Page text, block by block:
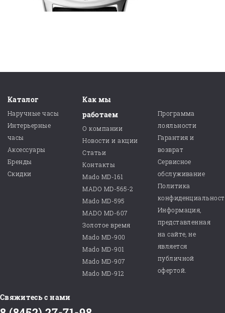
Каталог
Наручные часы
Интерьерные
часы
Аксессуары
Бренды
Скидки
Как мы
работаем
О компании
Новости и акции
Статьи
Контакты
Mado MD-161
MADO MD-565-2
Mado MD-595
MADO MD-607
Золотое время
Mado MD-900
Mado MD-901
Mado MD-907
Mado MD-912
Программа
лояльности
Гарантия и
возврат
Сервисное
обслуживание
Политика
Информация,
представленная
на сайте, не
является
публичной
офертой.
Свяжитесь с нами